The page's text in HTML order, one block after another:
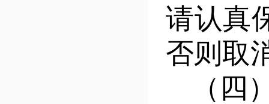
请认真
否则取
（四